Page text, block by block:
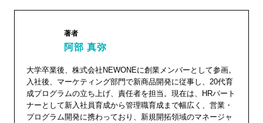
阿部 真
弥"
width="1
04"
著者
阿部 真弥
大学卒業後、株式会社NEWONEに創業メンバーとして参画。
入社後、マーケティング部門で新商品開発に従事し、20代育
成プログラムの立ち上げ、責任者を担当。現在は、HRパート
ナーとして新入社員育成から管理職育成まで幅広く、営業・
プログラム開発に携わっており、新規開拓領域のマネージャ